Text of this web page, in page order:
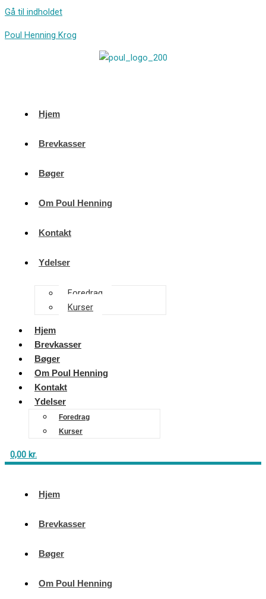
Gå til indholdet
Poul Henning Krog
Hjem
Brevkasser
Bøger
Om Poul Henning
Kontakt
Ydelser
Foredrag
Kurser
Hjem
Brevkasser
Bøger
Om Poul Henning
Kontakt
Ydelser
Foredrag
Kurser
0,00 kr.
Hjem
Brevkasser
Bøger
Om Poul Henning